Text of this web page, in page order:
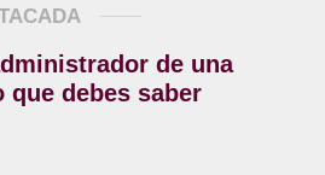
de una
que debes saber